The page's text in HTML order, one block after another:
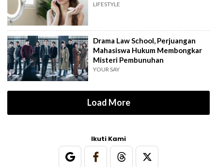
LIFESTYLE
Drama Law School, Perjuangan
Mahasiswa Hukum Membongkar
Misteri Pembunuhan
YOUR SAY
Load More
Ikuti Kami